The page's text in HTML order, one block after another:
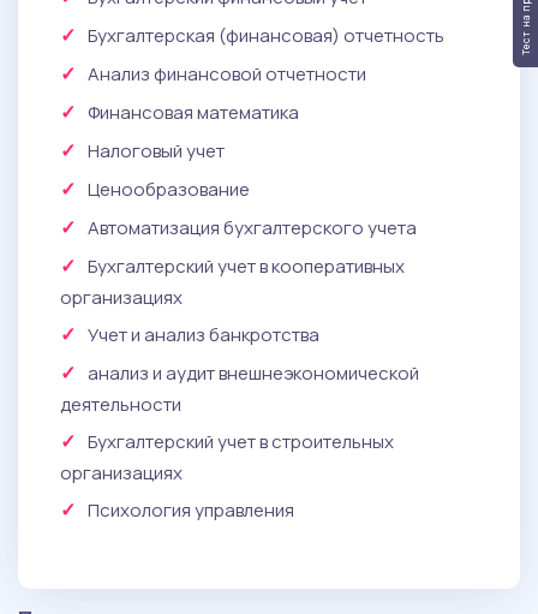
Бухгалтерская (финансовая) отчетность
Анализ финансовой отчетности
Финансовая математика
Налоговый учет
Ценообразование
Автоматизация бухгалтерского учета
Бухгалтерский учет в кооперативных
организациях
Учет и анализ банкротства
анализ и аудит внешнеэкономической
деятельности
Бухгалтерский учет в строительных
организациях
Психология управления